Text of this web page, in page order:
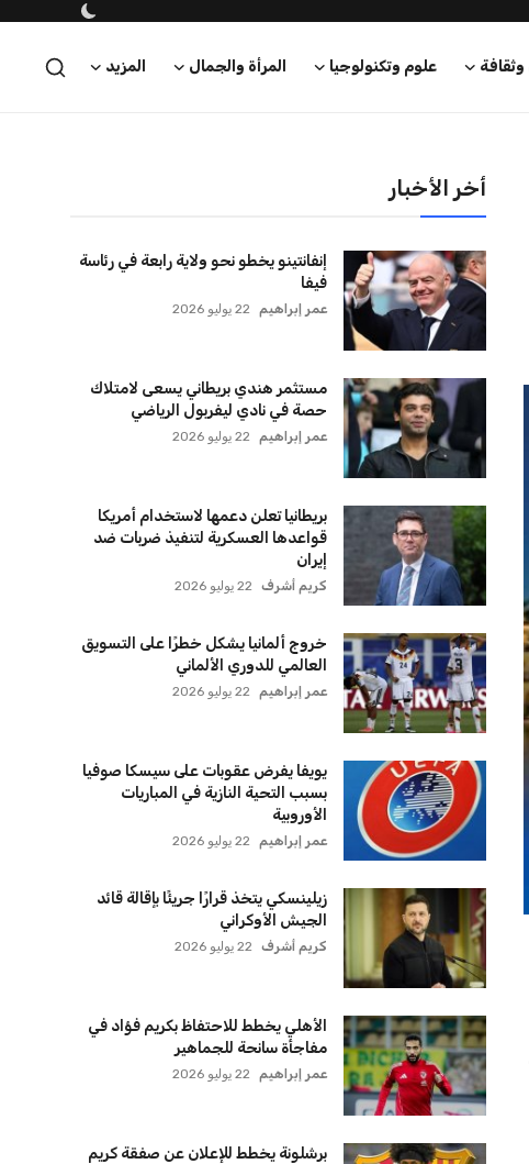
علوم وتكنولوجيا المرأة والجمال المزيد
أخر الأخبار
إنفانتينو يخطو نحو ولاية رابعة في رئاسة
فيفا
عمر إبراهيم 22 يوليو 2026
مستثمر هندي بريطاني يسعى لامتلاك
حصة في نادي ليفربول الرياضي
عمر إبراهيم 22 يوليو 2026
بريطانيا تعلن دعمها لاستخدام أمريكا
قواعدها العسكرية لتنفيذ ضربات ضد
إيران
كريم أشرف 22 يوليو 2026
خروج ألمانيا يشكل خطرًا على التسويق
العالمي للدوري الألماني
عمر إبراهيم 22 يوليو 2026
يويفا يفرض عقوبات على سيسكا صوفيا
بسبب التحية النازية في المباريات
الأوروبية
عمر إبراهيم 22 يوليو 2026
زيلينسكي يتخذ قرارًا جريئًا بإقالة قائد
الجيش الأوكراني
كريم أشرف 22 يوليو 2026
الأهلي يخطط للاحتفاظ بكريم فؤاد في
مفاجأة سانحة للجماهير
عمر إبراهيم 22 يوليو 2026
برشلونة يخطط للإعلان عن صفقة كريم